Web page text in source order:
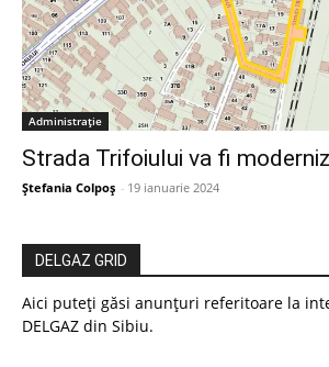
Administrație
Strada Trifoiului va fi
Ștefania Colpoș - 19 ianuarie 2024
DELGAZ GRID
Aici puteți găsi anunțuri referitoare la
DELGAZ din Sibiu.